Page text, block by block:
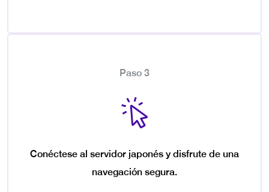
Paso 3
Conéctese al servidor japonés y disfrute de una
navegación segura.